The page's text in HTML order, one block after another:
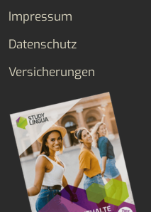
Impressum
Datenschutz
Versicherungen